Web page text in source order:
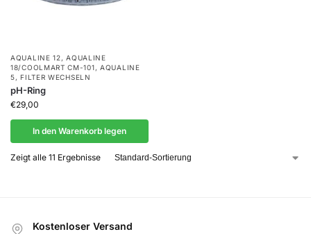
AQUALINE 12,AQUALINE
18/COOLMART CM-101,AQUALINE
5,FILTER WECHSELN
pH-Ring
€29,00
In den Warenkorb legen
Zeigt alle 11 Ergebnisse
Kostenloser Versand